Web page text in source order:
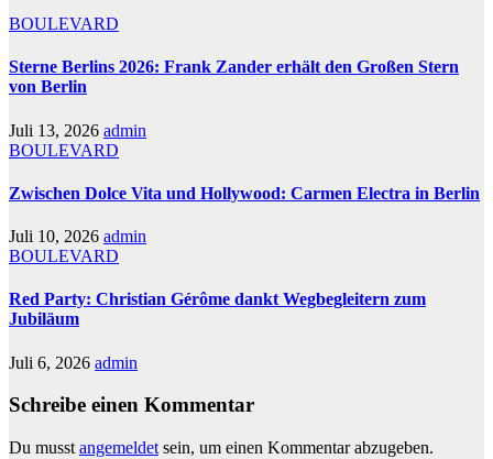
BOULEVARD
Sterne Berlins 2026: Frank Zander erhält den Großen Stern
von Berlin
Juli 13, 2026 admin
BOULEVARD
Zwischen Dolce Vita und Hollywood: Carmen Electra in Berlin
Juli 10, 2026 admin
BOULEVARD
Red Party: Christian Gérôme dankt Wegbegleitern zum
Jubiläum
Juli 6, 2026 admin
Schreibe einen Kommentar
Du musst angemeldet sein, um einen Kommentar abzugeben.